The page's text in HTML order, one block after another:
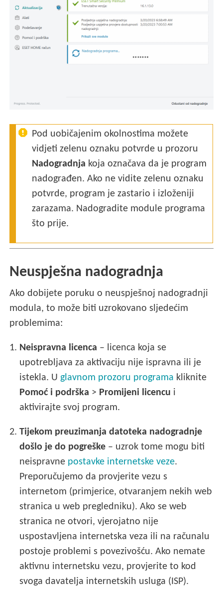
Pod uobičajenim okolnostima možete
vidjeti zelenu oznaku potvrde u prozoru
Nadogradnja koja označava da je program
nadograđen. Ako ne vidite zelenu oznaku
potvrde, program je zastario i izloženiji
zarazama. Nadogradite module programa
što prije.
Neuspješna nadogradnja
Ako dobijete poruku o neuspješnoj nadogradnji
modula, to može biti uzrokovano sljedećim
problemima:
1. Neispravna licenca – licenca koja se
upotrebljava za aktivaciju nije ispravna ili je
istekla. Uglavnom prozoru programa kliknite
Pomoć i podrška > Promijeni licencu i
aktivirajte svoj program.
2. Tijekom preuzimanja datoteka nadogradnje
došlo je do pogreške – uzrok tome mogu biti
neispravne postavke internetske veze.
Preporučujemo da provjerite vezu s
internetom (primjerice, otvaranjem nekih web
stranica u web pregledniku). Ako se web
stranica ne otvori, vjerojatno nije
uspostavljena internetska veza ili na računalu
postoje problemi s povezivošću. Ako nemate
aktivnu internetsku vezu, provjerite to kod
svoga davatelja internetskih usluga (ISP).